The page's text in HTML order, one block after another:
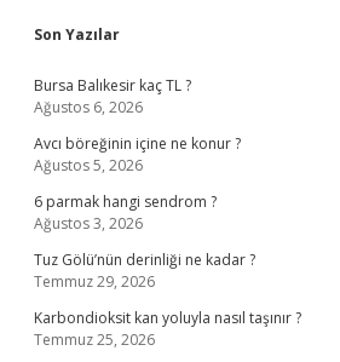
Sidebar
Son Yazılar
Bursa Balıkesir kaç TL ?
Ağustos 6, 2026
Avcı böreğinin içine ne konur ?
Ağustos 5, 2026
6 parmak hangi sendrom ?
Ağustos 3, 2026
Tuz Gölü’nün derinliği ne kadar ?
Temmuz 29, 2026
Karbondioksit kan yoluyla nasıl taşınır ?
Temmuz 25, 2026